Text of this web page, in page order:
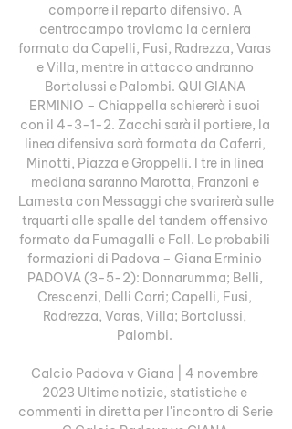
comporre il reparto difensivo. A
centrocampo troviamo la cerniera
formata da Capelli, Fusi, Radrezza, Varas
e Villa, mentre in attacco andranno
Bortolussi e Palombi. QUI GIANA
ERMINIO – Chiappella schiererà i suoi
con il 4-3-1-2. Zacchi sarà il portiere, la
linea difensiva sarà formata da Caferri,
Minotti, Piazza e Groppelli. I tre in linea
mediana saranno Marotta, Franzoni e
Lamesta con Messaggi che svarirerà sulle
trquarti alle spalle del tandem offensivo
formato da Fumagalli e Fall. Le probabili
formazioni di Padova – Giana Erminio
PADOVA (3-5-2): Donnarumma; Belli,
Crescenzi, Delli Carri; Capelli, Fusi,
Radrezza, Varas, Villa; Bortolussi,
Palombi.
Calcio Padova v Giana | 4 novembre
2023 Ultime notizie, statistiche e
commenti in diretta per l'incontro di Serie